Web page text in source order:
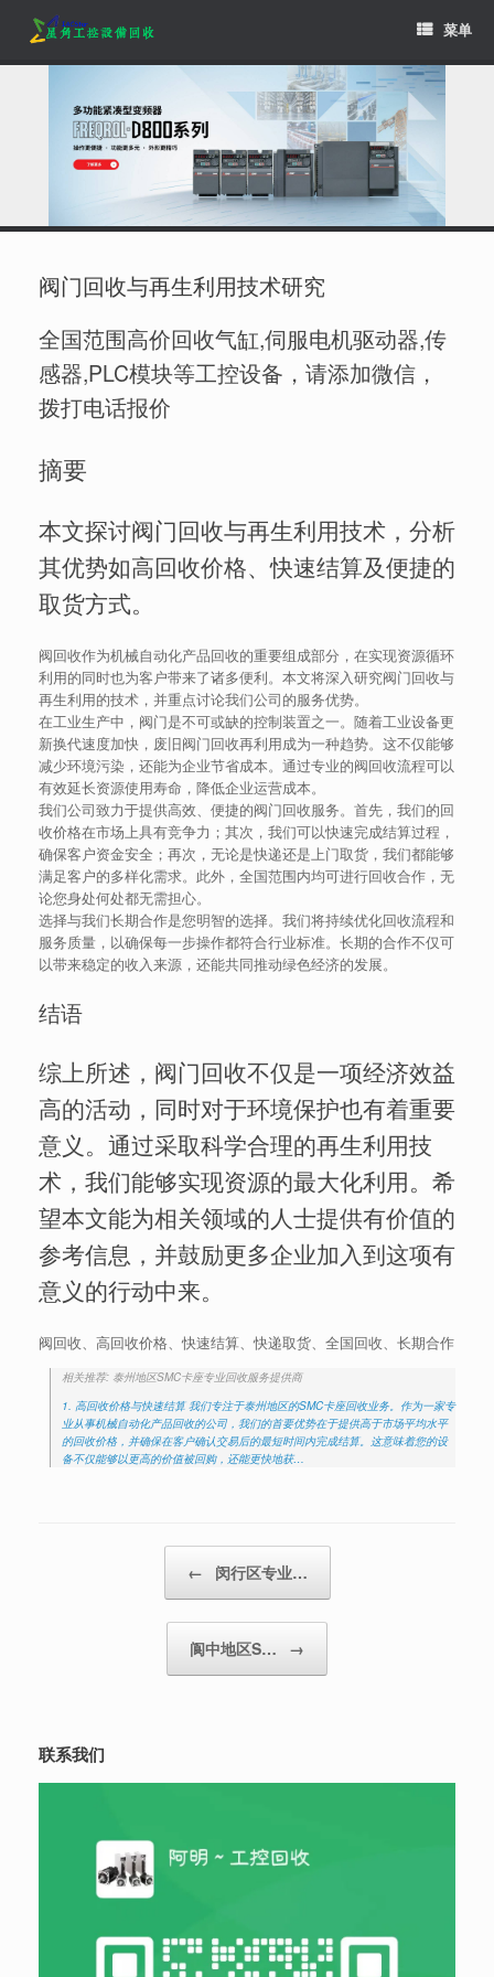
content
菜单
阀门回收与再生利用技术研究
全国范围高价回收气缸,伺服电机驱动器,传
感器,PLC模块等工控设备，请添加微信，
拨打电话报价
摘要
本文探讨阀门回收与再生利用技术，分析
其优势如高回收价格、快速结算及便捷的
取货方式。
阀回收作为机械自动化产品回收的重要组成部分，在实现资源循环
利用的同时也为客户带来了诸多便利。本文将深入研究阀门回收与
再生利用的技术，并重点讨论我们公司的服务优势。
在工业生产中，阀门是不可或缺的控制装置之一。随着工业设备更
新换代速度加快，废旧阀门回收再利用成为一种趋势。这不仅能够
减少环境污染，还能为企业节省成本。通过专业的阀回收流程可以
有效延长资源使用寿命，降低企业运营成本。
我们公司致力于提供高效、便捷的阀门回收服务。首先，我们的回
收价格在市场上具有竞争力；其次，我们可以快速完成结算过程，
确保客户资金安全；再次，无论是快递还是上门取货，我们都能够
满足客户的多样化需求。此外，全国范围内均可进行回收合作，无
论您身处何处都无需担心。
选择与我们长期合作是您明智的选择。我们将持续优化回收流程和
服务质量，以确保每一步操作都符合行业标准。长期的合作不仅可
以带来稳定的收入来源，还能共同推动绿色经济的发展。
结语
综上所述，阀门回收不仅是一项经济效益
高的活动，同时对于环境保护也有着重要
意义。通过采取科学合理的再生利用技
术，我们能够实现资源的最大化利用。希
望本文能为相关领域的人士提供有价值的
参考信息，并鼓励更多企业加入到这项有
意义的行动中来。
阀回收、高回收价格、快速结算、快递取货、全国回收、长期合作
相关推荐: 泰州地区SMC卡座专业回收服务提供商
1. 高回收价格与快速结算 我们专注于泰州地区的SMC卡座回收业务。作为一家专
业从事机械自动化产品回收的公司，我们的首要优势在于提供高于市场平均水平
的回收价格，并确保在客户确认交易后的最短时间内完成结算。这意味着您的设
备不仅能够以更高的价值被回购，还能更快地获…
← 闵行区专业…
阆中地区S… →
联系我们